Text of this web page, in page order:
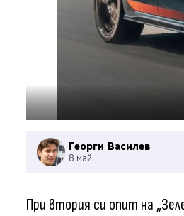
Георги Василев
8 май
При втория си опит на